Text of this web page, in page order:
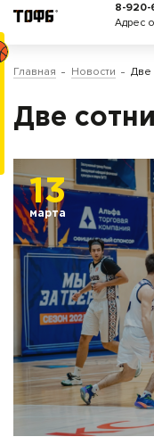
8-920-
Адрес
Главная Новости Две
Две
13
марта